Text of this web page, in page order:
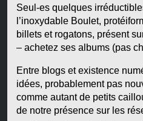
Seul-es quelques
l’inoxydable Boulet,
billets et rogatons, présent
– achetez ses albums (pas
Entre blogs et existence
idées, probablement pas
comme autant de petits
de notre présence sur les